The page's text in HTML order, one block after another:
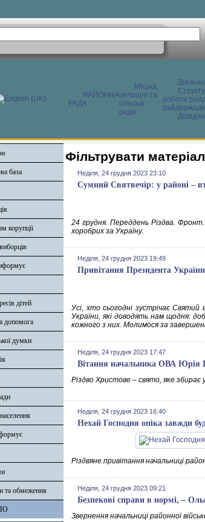
РАЙОННА
РАДА
Міська,
селищні та
сільські
ради
роботи
база
корупції
дітей
допомога
думки
та обмеження
Фільтрувати
Неділя, 24 грудня 2023 23:10
Сумний Святвечір: у районі –
24 грудня. Переддень Різдва.
хоробрих за Україну.
Неділя, 24 грудня 2023 19:49
Привітання Президента
Усі, хто сьогодні зустрічає Святий
України, які доводять нам щодня:
кожного з них. Молимося за
Неділя, 24 грудня 2023 17:47
Вітання начальника ОВА Юрія
Різдво Христове – свято, яке збирає
Неділя, 24 грудня 2023 16:40
Нехай Господня опіка завжди
Різдвяне привітання начальниці
Неділя, 24 грудня 2023 09:21
Безпекові справи в нормі, –
Звернення начальниці районної